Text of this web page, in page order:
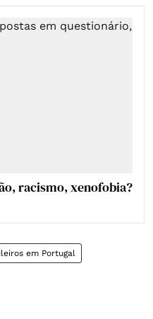
racismo, xenofobia?
em Portugal